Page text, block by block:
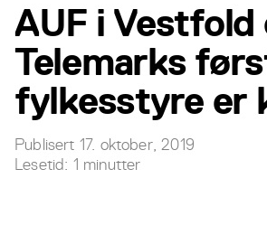
AUF i Vestfold
Telemarks
fylkesstyre er
Publisert 17. oktober, 2019
Lesetid: 1 minutter